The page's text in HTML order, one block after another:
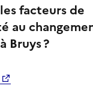
facteurs de
au
Bruys ?